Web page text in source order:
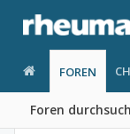
FOREN
Foren